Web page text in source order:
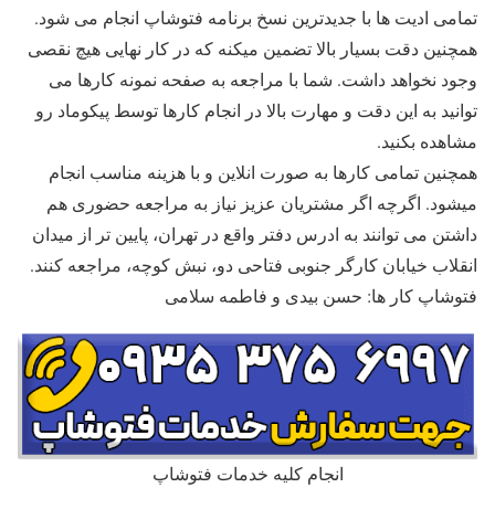
تمامی ادیت ها با جدیدترین نسخ برنامه فتوشاپ انجام می شود.
همچنین دقت بسیار بالا تضمین میکنه که در کار نهایی هیچ نقصی
وجود نخواهد داشت. شما با مراجعه به صفحه نمونه کارها می
توانید به این دقت و مهارت بالا در انجام کارها توسط پیکوماد رو
مشاهده بکنید.
همچنین تمامی کارها به صورت انلاین و با هزینه مناسب انجام
میشود. اگرچه اگر مشتریان عزیز نیاز به مراجعه حضوری هم
داشتن می توانند به ادرس دفتر واقع در تهران، پایین تر از میدان
انقلاب خیابان کارگر جنوبی فتاحی دو، نبش کوچه، مراجعه کنند.
فتوشاپ کار ها: حسن بیدی و فاطمه سلامی
انجام کلیه خدمات فتوشاپ